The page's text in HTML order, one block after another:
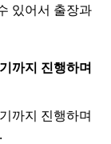
있어서 출장과
까지 진행하며
까지 진행하며